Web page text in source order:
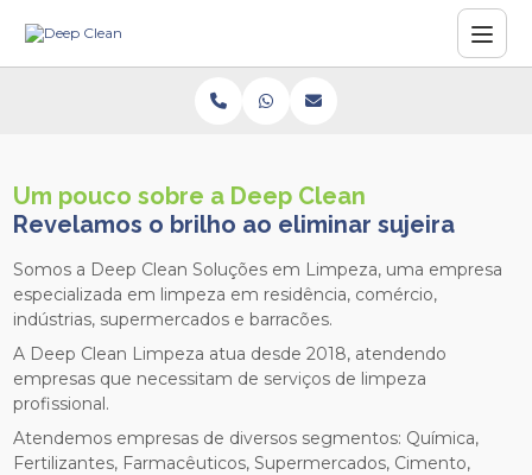
Um pouco sobre a Deep Clean
Revelamos o brilho ao eliminar sujeira
Somos a Deep Clean Soluções em Limpeza, uma empresa
especializada em limpeza em residência, comércio,
indústrias, supermercados e barracões.
A Deep Clean Limpeza atua desde 2018, atendendo
empresas que necessitam de serviços de limpeza
profissional.
Atendemos empresas de diversos segmentos: Química,
Fertilizantes, Farmacêuticos, Supermercados, Cimento,